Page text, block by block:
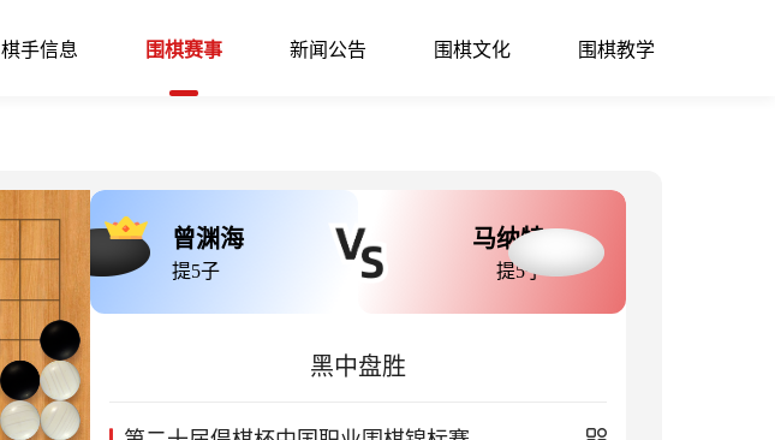
棋手信息 围棋赛事 新闻公告 围棋文化 围棋教学
曾渊海
提5子
马纳特
提5子
黑中盘胜